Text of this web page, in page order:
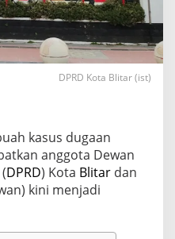
g
t
a
e
n
g
a
n
DPRD Kota Blitar (ist)
kasus dugaan
anggota Dewan
DPRD) Kota Blitar dan
kini menjadi